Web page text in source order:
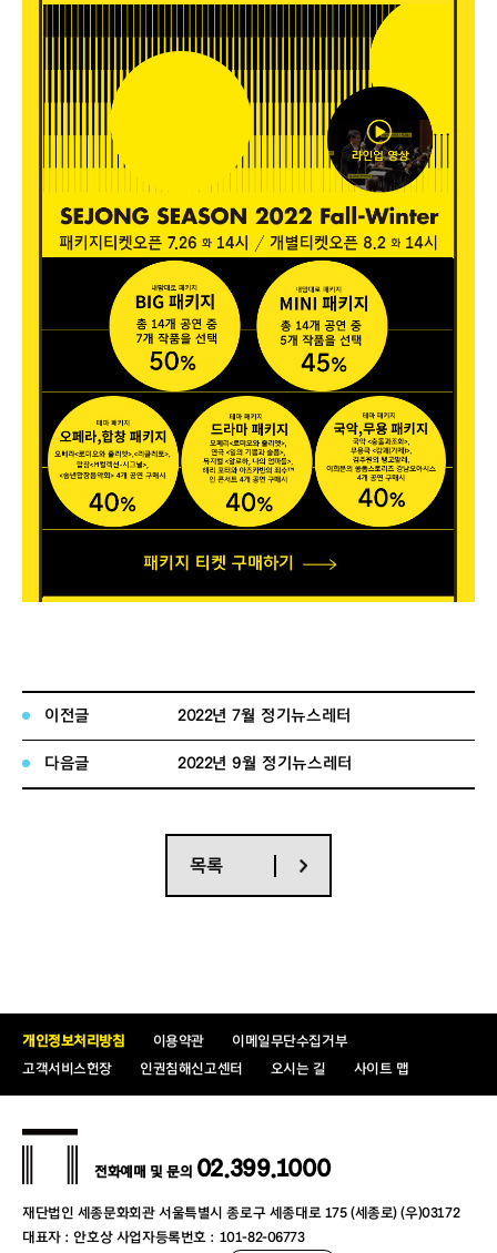
이전글 2022년 7월 정기뉴스레터
다음글 2022년 9월 정기뉴스레터
목록
개인정보처리방침 이용약관
이메일무단수집거부
고객서비스헌장
인권침해신고센터 오시는 길 사이트 맵
재단법인 세종문화회관 서울특별시 종로구 세종대로 175 (세종로) (우)03172
대표자 : 안호상 사업자등록번호 : 101-82-06773
전화예매 및 문의 02.399.1000